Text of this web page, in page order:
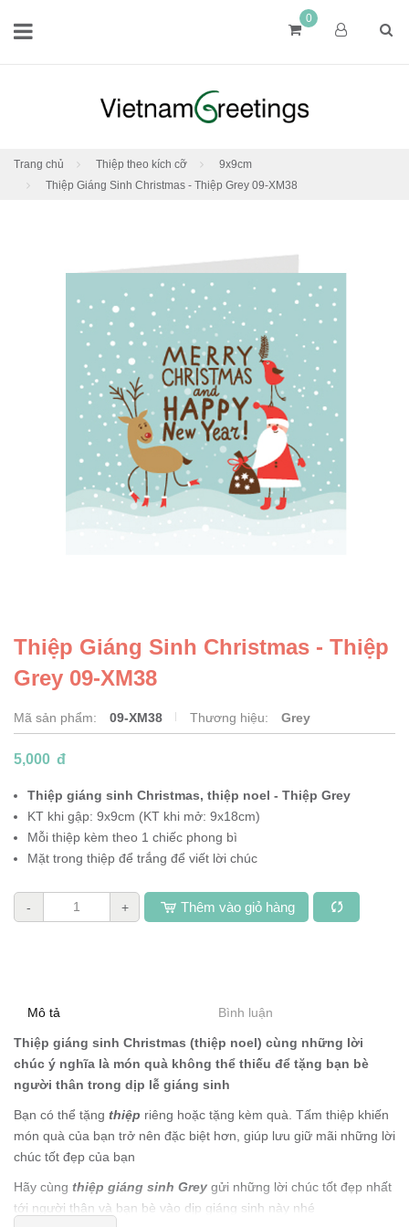
0
Trang chủ Thiệp theo kích cỡ
9x9cm
Thiệp Giáng Sinh Christmas - Thiệp Grey 09-XM38
Thiệp Giáng Sinh Christmas - Thiệp
Grey 09-XM38
Mã sản phẩm: 09-XM38 Thương hiệu: Grey
5,000 đ
Thiệp giáng sinh Christmas, thiệp noel - Thiệp Grey
KT khi gập: 9x9cm (KT khi mở: 9x18cm)
Mỗi thiệp kèm theo 1 chiếc phong bì
Mặt trong thiệp để trắng để viết lời chúc
- + Thêm vào giỏ hàng
Mô tả Bình luận
Thiệp giáng sinh Christmas (thiệp noel) cùng những lời
chúc ý nghĩa là món quà không thể thiếu để tặng bạn bè
người thân trong dịp lễ giáng sinh
Bạn có thể tặng thiệp riêng hoặc tặng kèm quà. Tấm thiệp khiến
món quà của bạn trở nên đặc biệt hơn, giúp lưu giữ mãi những lời
chúc tốt đẹp của bạn
Hãy cùng thiệp giáng sinh Grey gửi những lời chúc tốt đẹp nhất
tới người thân và bạn bè vào dịp giáng sinh này nhé